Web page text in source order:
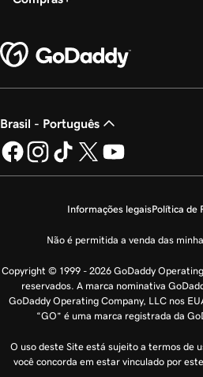
Brasil - Português
Informações legaisPolítica de
Não é permitida a venda das
Copyright © 1999 - 2026 GoDaddy
reservados. A marca nominativa
GoDaddy Operating Company, LLC nos
“GO” é uma marca registrada da
O uso deste Site está sujeito a termos de
você concorda em estar vinculado por